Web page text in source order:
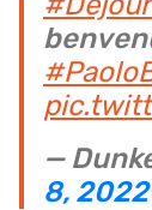
—
8, 2022